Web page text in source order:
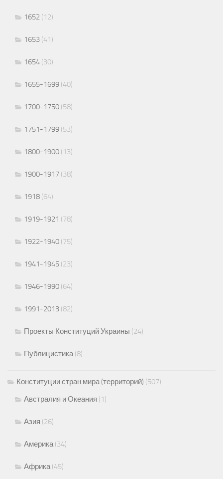
1652 (12)
1653 (41)
1654 (30)
1655-1699 (40)
1700-1750 (58)
1751-1799 (53)
1800-1900 (13)
1900-1917 (38)
1918 (64)
1919-1921 (78)
1922-1940 (75)
1941-1945 (23)
1946-1990 (64)
1991-2013 (82)
Проекты Конституций Украины (24)
Публицистика(8)
Конституции стран мира (территорий) (507)
Австралия и Океания (1)
Азия (26)
Америка(34)
Африка(45)